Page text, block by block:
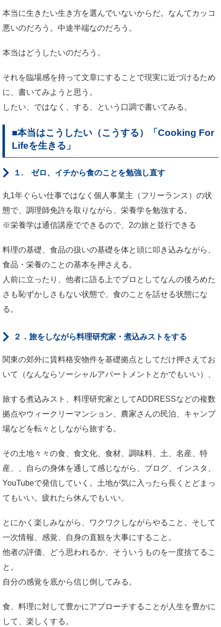
本当に生きたい生き方を選んでいないからだ。なんてカッコ
悪いのだろう。中途半端なのだろう。
本当はどうしたいのだろう。
それを臨場感を持って文章にすることで現実に近づけるため
に、書いてみようと思う。
したい、ではなく、する、という口調で書いてみる。
■本当はこうしたい（こうする）「Cooking For
Lifeを生きる」
１. ゼロ、イチから食のことを勉強し直す
丸1年ぐらい仕事ではなく個人事業主（フリーランス）の状
態で、調理師免許を取りながら、栄養学を勉強する。
※栄養学は通信講座でできるので、2の旅と並行できる
料理の基礎、食品の扱いの基礎を体と頭に叩き込みながら、
食品・栄養のことの基本を押さえる。
人前に立ったり、他者に語る上でプロとしてなんの後ろめた
さも恥ずかしさもない状態で、食のことを話せる状態にな
る。
２．旅をしながら料理研究家・煮込みストをする
関東の郊外に賃料格安物件を基礎拠点としてだけ押さえてお
いて（なんならソーシャルアパートメントとかでもいい）、
旅する煮込みスト、料理研究家としてADDRESSなどの複数
拠点やウィークリーマンション、農家さんの民泊、キャンプ
場などを転々としながら旅する。
その土地々々の食、食文化、食材、調味料、土、名産、特
産、、自らの身体を通して感じながら、ブログ、インスタ、
YouTubeで発信していく。土地が気に入ったら長くとどまっ
てもいい。疲れたら休んでもいい。
とにかく楽しみながら、ワクワクしながらやること。そして
一次情報、感覚、自身の直観を大事にすること。
他者の評価、どう思われるか、そういうものを一度捨てるこ
と。
自分の感覚を底から信じ倒してみる。
食、料理に対して豊かにアプローチすることが人生を豊かに
して、楽しくする。